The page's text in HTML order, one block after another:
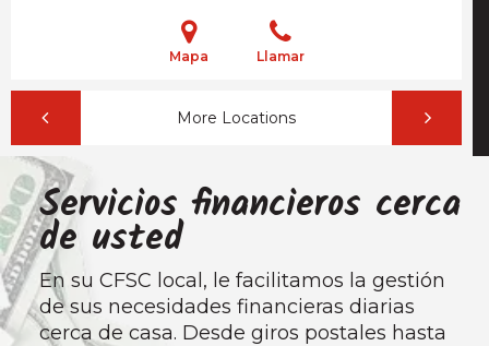
Mapa Llamar
More Locations
Servicios financieros cerca
de usted
En su CFSC local, le facilitamos la gestión
de sus necesidades financieras diarias
cerca de casa. Desde giros postales hasta